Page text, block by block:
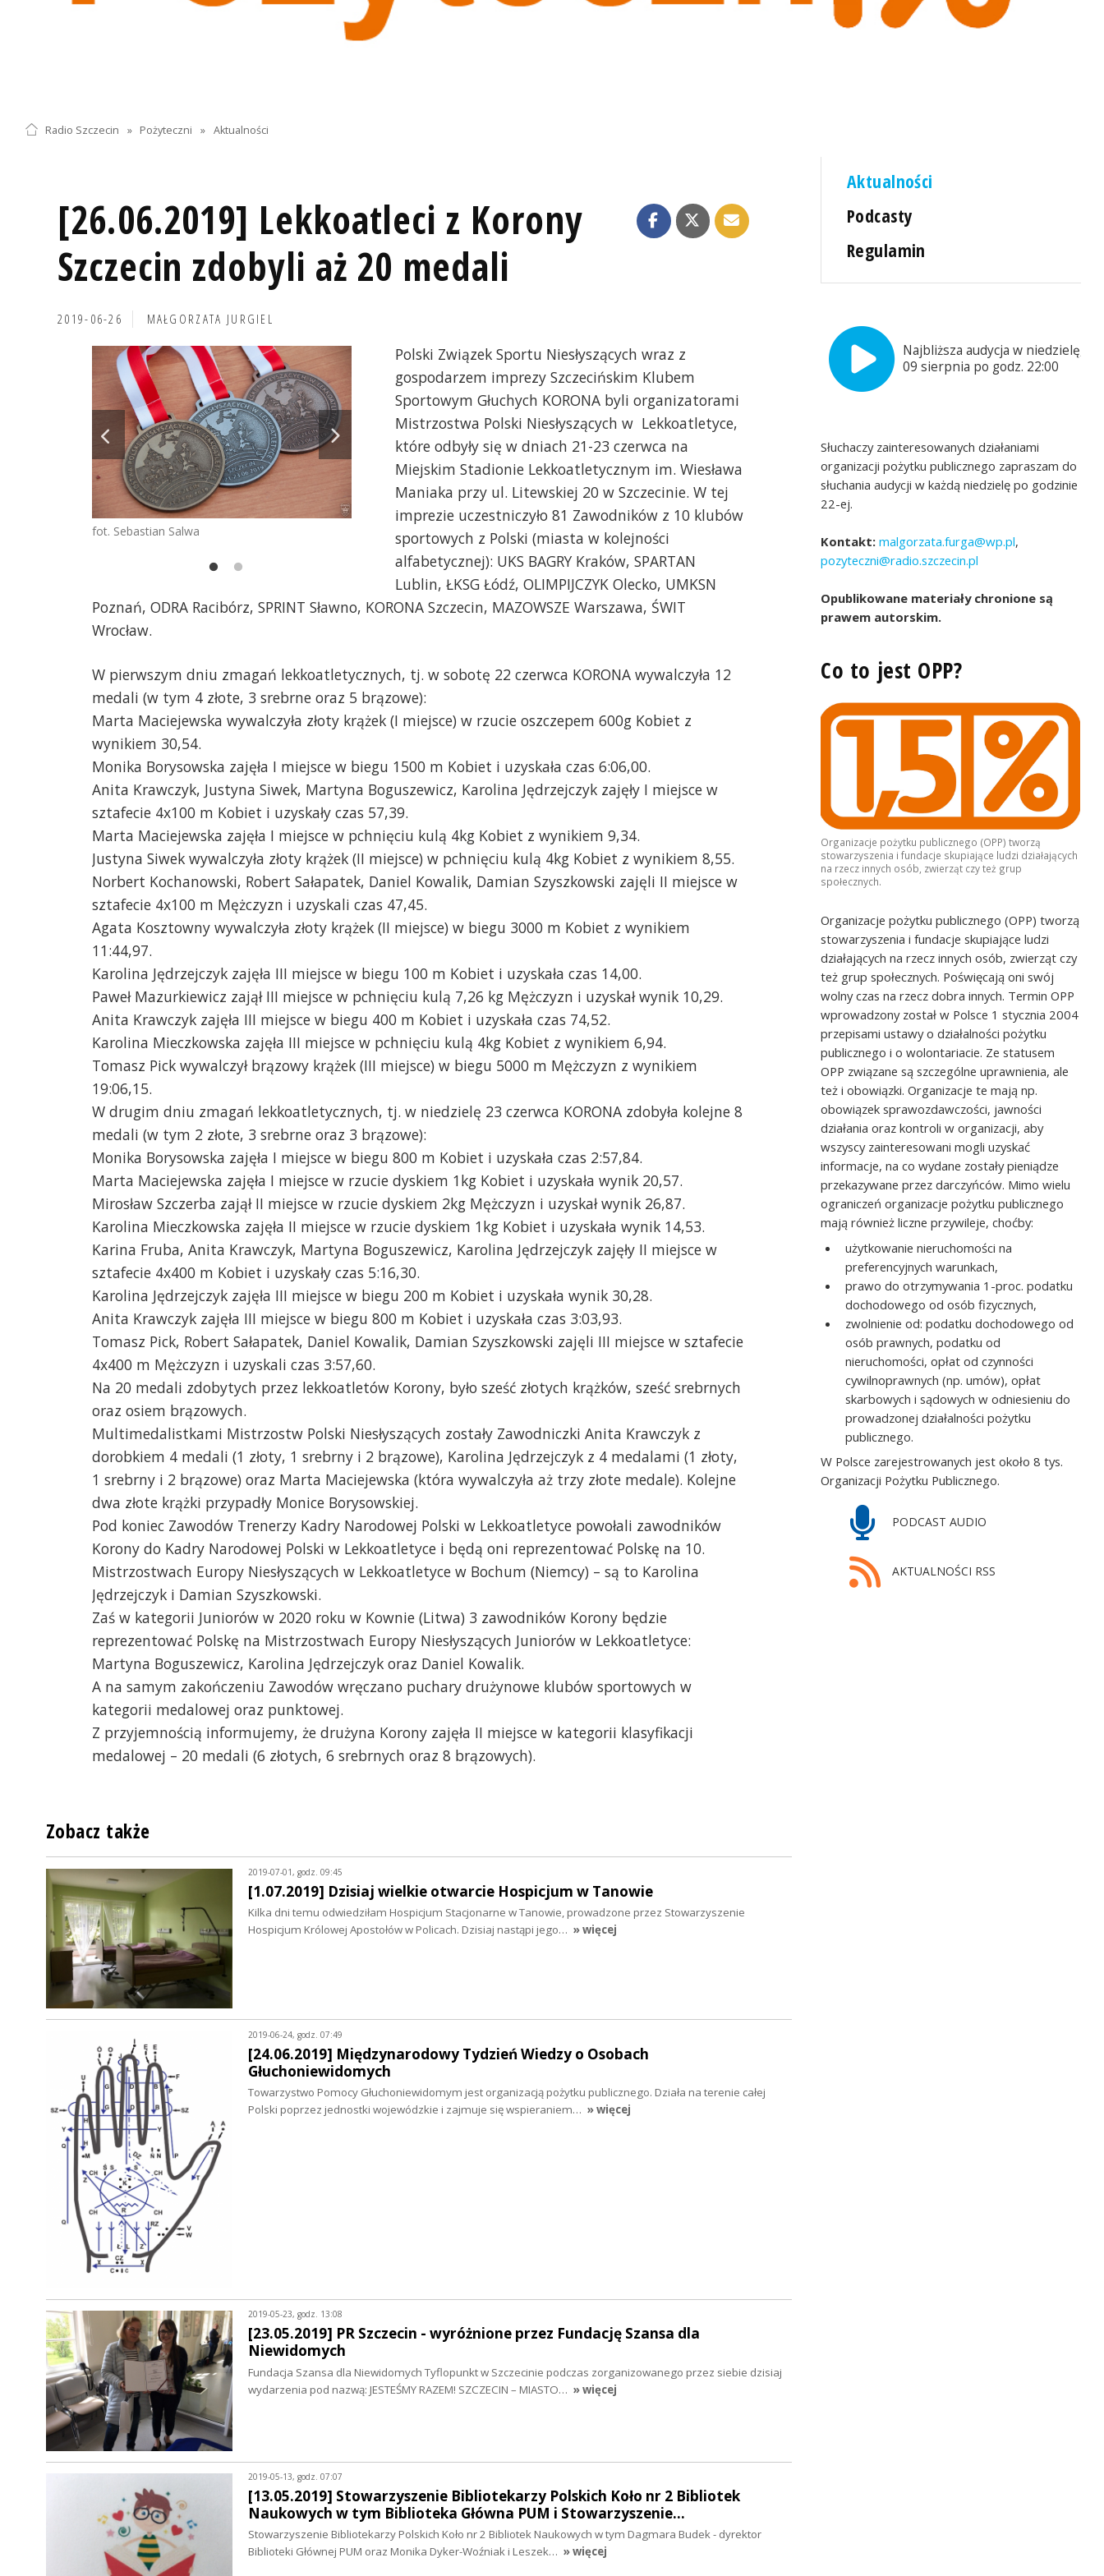
Radio Szczecin » Pożyteczni » Aktualności
[26.06.2019] Lekkoatleci z Korony
Szczecin zdobyli aż 20 medali
2019-06-26 MAŁGORZATA JURGIEL
fot. Sebastian Salwa Korona Szczecin, Fot. Sebastian Salwa fot. Sebastian Salwa
Polski Związek Sportu Niesłyszących wraz z
gospodarzem imprezy Szczecińskim Klubem
Sportowym Głuchych KORONA byli organizatorami
Mistrzostwa Polski Niesłyszących w Lekkoatletyce,
które odbyły się w dniach 21-23 czerwca na
Miejskim Stadionie Lekkoatletycznym im. Wiesława
Maniaka przy ul. Litewskiej 20 w Szczecinie. W tej
imprezie uczestniczyło 81 Zawodników z 10 klubów
sportowych z Polski (miasta w kolejności
alfabetycznej): UKS BAGRY Kraków, SPARTAN
Lublin, ŁKSG Łódź, OLIMPIJCZYK Olecko, UMKSN
Poznań, ODRA Racibórz, SPRINT Sławno, KORONA Szczecin, MAZOWSZE Warszawa, ŚWIT
Wrocław.
W pierwszym dniu zmagań lekkoatletycznych, tj. w sobotę 22 czerwca KORONA wywalczyła 12
medali (w tym 4 złote, 3 srebrne oraz 5 brązowe):
Marta Maciejewska wywalczyła złoty krążek (I miejsce) w rzucie oszczepem 600g Kobiet z
wynikiem 30,54.
Monika Borysowska zajęła I miejsce w biegu 1500 m Kobiet i uzyskała czas 6:06,00.
Anita Krawczyk, Justyna Siwek, Martyna Boguszewicz, Karolina Jędrzejczyk zajęły I miejsce w
sztafecie 4x100 m Kobiet i uzyskały czas 57,39.
Marta Maciejewska zajęła I miejsce w pchnięciu kulą 4kg Kobiet z wynikiem 9,34.
Justyna Siwek wywalczyła złoty krążek (II miejsce) w pchnięciu kulą 4kg Kobiet z wynikiem 8,55.
Norbert Kochanowski, Robert Sałapatek, Daniel Kowalik, Damian Szyszkowski zajęli II miejsce w
sztafecie 4x100 m Mężczyzn i uzyskali czas 47,45.
Agata Kosztowny wywalczyła złoty krążek (II miejsce) w biegu 3000 m Kobiet z wynikiem
11:44,97.
Karolina Jędrzejczyk zajęła III miejsce w biegu 100 m Kobiet i uzyskała czas 14,00.
Paweł Mazurkiewicz zajął III miejsce w pchnięciu kulą 7,26 kg Mężczyzn i uzyskał wynik 10,29.
Anita Krawczyk zajęła III miejsce w biegu 400 m Kobiet i uzyskała czas 74,52.
Karolina Mieczkowska zajęła III miejsce w pchnięciu kulą 4kg Kobiet z wynikiem 6,94.
Tomasz Pick wywalczył brązowy krążek (III miejsce) w biegu 5000 m Mężczyzn z wynikiem
19:06,15.
W drugim dniu zmagań lekkoatletycznych, tj. w niedzielę 23 czerwca KORONA zdobyła kolejne 8
medali (w tym 2 złote, 3 srebrne oraz 3 brązowe):
Monika Borysowska zajęła I miejsce w biegu 800 m Kobiet i uzyskała czas 2:57,84.
Marta Maciejewska zajęła I miejsce w rzucie dyskiem 1kg Kobiet i uzyskała wynik 20,57.
Mirosław Szczerba zajął II miejsce w rzucie dyskiem 2kg Mężczyzn i uzyskał wynik 26,87.
Karolina Mieczkowska zajęła II miejsce w rzucie dyskiem 1kg Kobiet i uzyskała wynik 14,53.
Karina Fruba, Anita Krawczyk, Martyna Boguszewicz, Karolina Jędrzejczyk zajęły II miejsce w
sztafecie 4x400 m Kobiet i uzyskały czas 5:16,30.
Karolina Jędrzejczyk zajęła III miejsce w biegu 200 m Kobiet i uzyskała wynik 30,28.
Anita Krawczyk zajęła III miejsce w biegu 800 m Kobiet i uzyskała czas 3:03,93.
Tomasz Pick, Robert Sałapatek, Daniel Kowalik, Damian Szyszkowski zajęli III miejsce w sztafecie
4x400 m Mężczyzn i uzyskali czas 3:57,60.
Na 20 medali zdobytych przez lekkoatletów Korony, było sześć złotych krążków, sześć srebrnych
oraz osiem brązowych.
Multimedalistkami Mistrzostw Polski Niesłyszących zostały Zawodniczki Anita Krawczyk z
dorobkiem 4 medali (1 złoty, 1 srebrny i 2 brązowe), Karolina Jędrzejczyk z 4 medalami (1 złoty,
1 srebrny i 2 brązowe) oraz Marta Maciejewska (która wywalczyła aż trzy złote medale). Kolejne
dwa złote krążki przypadły Monice Borysowskiej.
Pod koniec Zawodów Trenerzy Kadry Narodowej Polski w Lekkoatletyce powołali zawodników
Korony do Kadry Narodowej Polski w Lekkoatletyce i będą oni reprezentować Polskę na 10.
Mistrzostwach Europy Niesłyszących w Lekkoatletyce w Bochum (Niemcy) – są to Karolina
Jędrzejczyk i Damian Szyszkowski.
Zaś w kategorii Juniorów w 2020 roku w Kownie (Litwa) 3 zawodników Korony będzie
reprezentować Polskę na Mistrzostwach Europy Niesłyszących Juniorów w Lekkoatletyce:
Martyna Boguszewicz, Karolina Jędrzejczyk oraz Daniel Kowalik.
A na samym zakończeniu Zawodów wręczano puchary drużynowe klubów sportowych w
kategorii medalowej oraz punktowej.
Z przyjemnością informujemy, że drużyna Korony zajęła II miejsce w kategorii klasyfikacji
medalowej – 20 medali (6 złotych, 6 srebrnych oraz 8 brązowych).
Aktualności
Podcasty
Regulamin
Najbliższa audycja w niedzielę,
09 sierpnia po godz. 22:00
Słuchaczy zainteresowanych działaniami
organizacji pożytku publicznego zapraszam do
słuchania audycji w każdą niedzielę po godzinie
22-ej.
Kontakt: malgorzata.furga@wp.pl,
pozyteczni@radio.szczecin.pl
Opublikowane materiały chronione są
prawem autorskim.
Co to jest OPP?
Organizacje pożytku publicznego (OPP) tworzą
stowarzyszenia i fundacje skupiające ludzi działających
na rzecz innych osób, zwierząt czy też grup
społecznych.
Organizacje pożytku publicznego (OPP) tworzą
stowarzyszenia i fundacje skupiające ludzi
działających na rzecz innych osób, zwierząt czy
też grup społecznych. Poświęcają oni swój
wolny czas na rzecz dobra innych. Termin OPP
wprowadzony został w Polsce 1 stycznia 2004
przepisami ustawy o działalności pożytku
publicznego i o wolontariacie. Ze statusem
OPP związane są szczególne uprawnienia, ale
też i obowiązki. Organizacje te mają np.
obowiązek sprawozdawczości, jawności
działania oraz kontroli w organizacji, aby
wszyscy zainteresowani mogli uzyskać
informacje, na co wydane zostały pieniądze
przekazywane przez darczyńców. Mimo wielu
ograniczeń organizacje pożytku publicznego
mają również liczne przywileje, choćby:
użytkowanie nieruchomości na
preferencyjnych warunkach,
prawo do otrzymywania 1-proc. podatku
dochodowego od osób fizycznych,
zwolnienie od: podatku dochodowego od
osób prawnych, podatku od
nieruchomości, opłat od czynności
cywilnoprawnych (np. umów), opłat
skarbowych i sądowych w odniesieniu do
prowadzonej działalności pożytku
publicznego.
W Polsce zarejestrowanych jest około 8 tys.
Organizacji Pożytku Publicznego.
PODCAST AUDIO
AKTUALNOŚCI RSS
Zobacz także
2019-07-01, godz. 09:45
[1.07.2019] Dzisiaj wielkie otwarcie Hospicjum w Tanowie
Kilka dni temu odwiedziłam Hospicjum Stacjonarne w Tanowie, prowadzone przez Stowarzyszenie
Hospicjum Królowej Apostołów w Policach. Dzisiaj nastąpi jego… » więcej
2019-06-24, godz. 07:49
[24.06.2019] Międzynarodowy Tydzień Wiedzy o Osobach
Głuchoniewidomych
Towarzystwo Pomocy Głuchoniewidomym jest organizacją pożytku publicznego. Działa na terenie całej
Polski poprzez jednostki wojewódzkie i zajmuje się wspieraniem… » więcej
2019-05-23, godz. 13:08
[23.05.2019] PR Szczecin - wyróżnione przez Fundację Szansa dla
Niewidomych
Fundacja Szansa dla Niewidomych Tyflopunkt w Szczecinie podczas zorganizowanego przez siebie dzisiaj
wydarzenia pod nazwą: JESTEŚMY RAZEM! SZCZECIN – MIASTO… » więcej
2019-05-13, godz. 07:07
[13.05.2019] Stowarzyszenie Bibliotekarzy Polskich Koło nr 2 Bibliotek
Naukowych w tym Biblioteka Główna PUM i Stowarzyszenie…
Stowarzyszenie Bibliotekarzy Polskich Koło nr 2 Bibliotek Naukowych w tym Dagmara Budek - dyrektor
Biblioteki Głównej PUM oraz Monika Dyker-Woźniak i Leszek… » więcej